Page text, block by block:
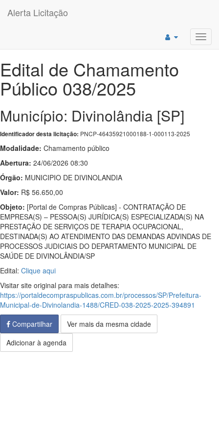
Alerta Licitação
Edital de Chamamento
Público 038/2025
Município: Divinolândia [SP]
Identificador desta licitação: PNCP-46435921000188-1-000113-2025
Modalidade: Chamamento público
Abertura: 24/06/2026 08:30
Órgão: MUNICIPIO DE DIVINOLANDIA
Valor: R$ 56.650,00
Objeto: [Portal de Compras Públicas] - CONTRATAÇÃO DE
EMPRESA(S) – PESSOA(S) JURÍDICA(S) ESPECIALIZADA(S) NA
PRESTAÇÃO DE SERVIÇOS DE TERAPIA OCUPACIONAL,
DESTINADA(S) AO ATENDIMENTO DAS DEMANDAS ADVINDAS DE
PROCESSOS JUDICIAIS DO DEPARTAMENTO MUNICIPAL DE
SAÚDE DE DIVINOLÂNDIA/SP
Edital: Clique aqui
Visitar site original para mais detalhes:
https://portaldecompraspublicas.com.br/processos/SP/Prefeitura-
Municipal-de-Divinolandia-1488/CRED-038-2025-2025-394891
Compartilhar
Ver mais da mesma cidade
Adicionar à agenda